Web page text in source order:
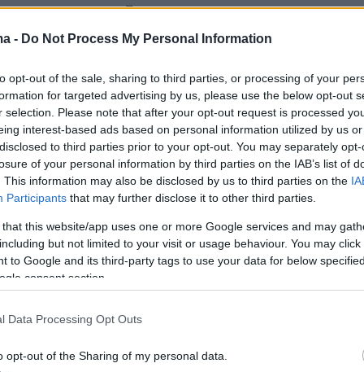
- Do Not Process My Personal Information
opt-out of the sale, sharing to third parties, or processing of your
for targeted advertising by us, please use the below opt-out
selection. Please note that after your opt-out request is processed
interest-based ads based on personal information utilized by us
to third parties prior to your opt-out. You may separately
of your personal information by third parties on the IAB’s list of
This information may also be disclosed by us to third parties on the
Participants that may further disclose it to other third parties.
that this website/app uses one or more Google services and may
but not limited to your visit or usage behaviour. You may
to Google and its third-party tags to use your data for below
consent section.
Data Processing Opt Outs
opt-out of the Sharing of my personal data.
από 10 μήνες, διάστημα κατά το οποίο,
αστυνομικές ενέργειες,
και ο ρόλος του καθενός.
προέκυψε ότι αρχηγός της οργάνωσης
ο οποίος είχε συγκροτήσει και εντάξει σε
και ημεδαπή, συγγενείς του, αποτελώντας
οργάνωσης, δραστηριοποιούμενοι στην
προμηθεύονταν ναρκωτικές ουσίες και
κοκαΐνη και ακατέργαστη κάνναβη, από τα
μέλος στην Πρέβεζα.